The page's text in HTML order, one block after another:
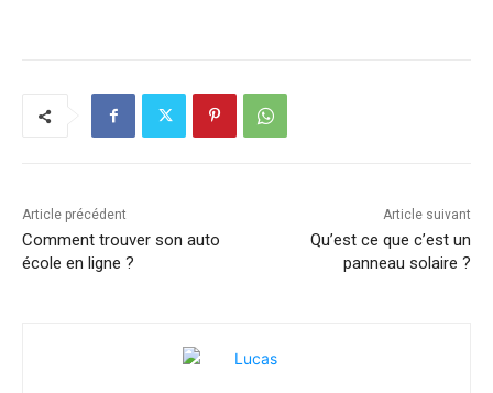
Article précédent
Comment trouver son auto
école en ligne ?
Article suivant
Qu’est ce que c’est un
panneau solaire ?